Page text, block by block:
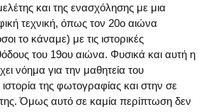
και της ενασχόλησης με μια
τεχνική, όπως τον 20ο αιώνα
το κάναμε) με τις ιστορικές
του 19ου αιώνα. Φυσικά και αυτή η
νόημα για την μαθητεία του
της φωτογραφίας και στην σε
Όμως αυτό σε καμία περίπτωση δεν